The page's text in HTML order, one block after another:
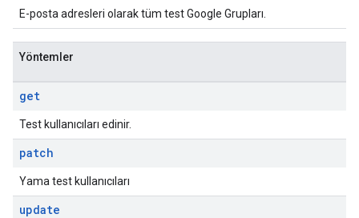
E-posta adresleri olarak tüm test Google Grupları.
Yöntemler
get
Test kullanıcıları edinir.
patch
Yama test kullanıcıları
update